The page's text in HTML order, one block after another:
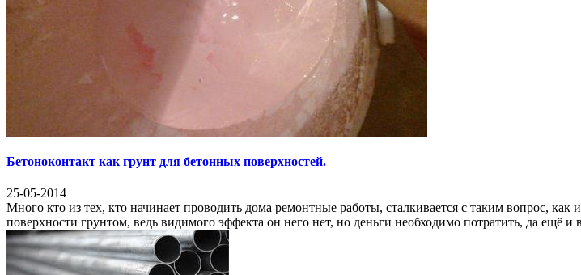
Бетоноконтакт как грунт для бетонных поверхностей.
25-05-2014
Много кто из тех, кто начинает проводить дома ремонтные работы, сталкивается с таким вопрос,
поверхности грунтом, ведь видимого эффекта он него нет, но деньги необходимо потратить, да ещё